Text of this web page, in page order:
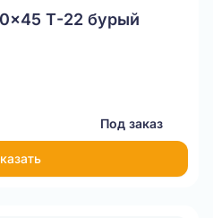
Т-22 бурый
Под заказ